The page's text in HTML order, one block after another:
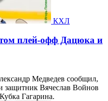
КХЛ
плей-офф Дацюка и
Медведев сообщил,
Вячеслав Войнов
Гагарина.